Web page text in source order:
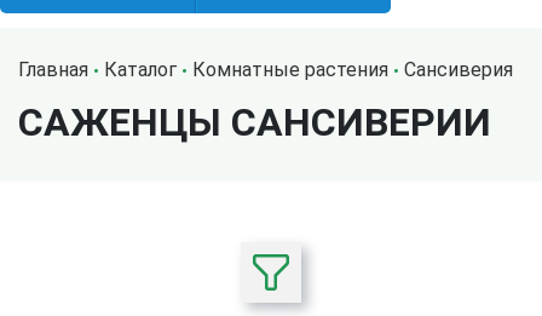
Главная Каталог Комнатные растения Сансиверия
САЖЕНЦЫ САНСИВЕРИИ